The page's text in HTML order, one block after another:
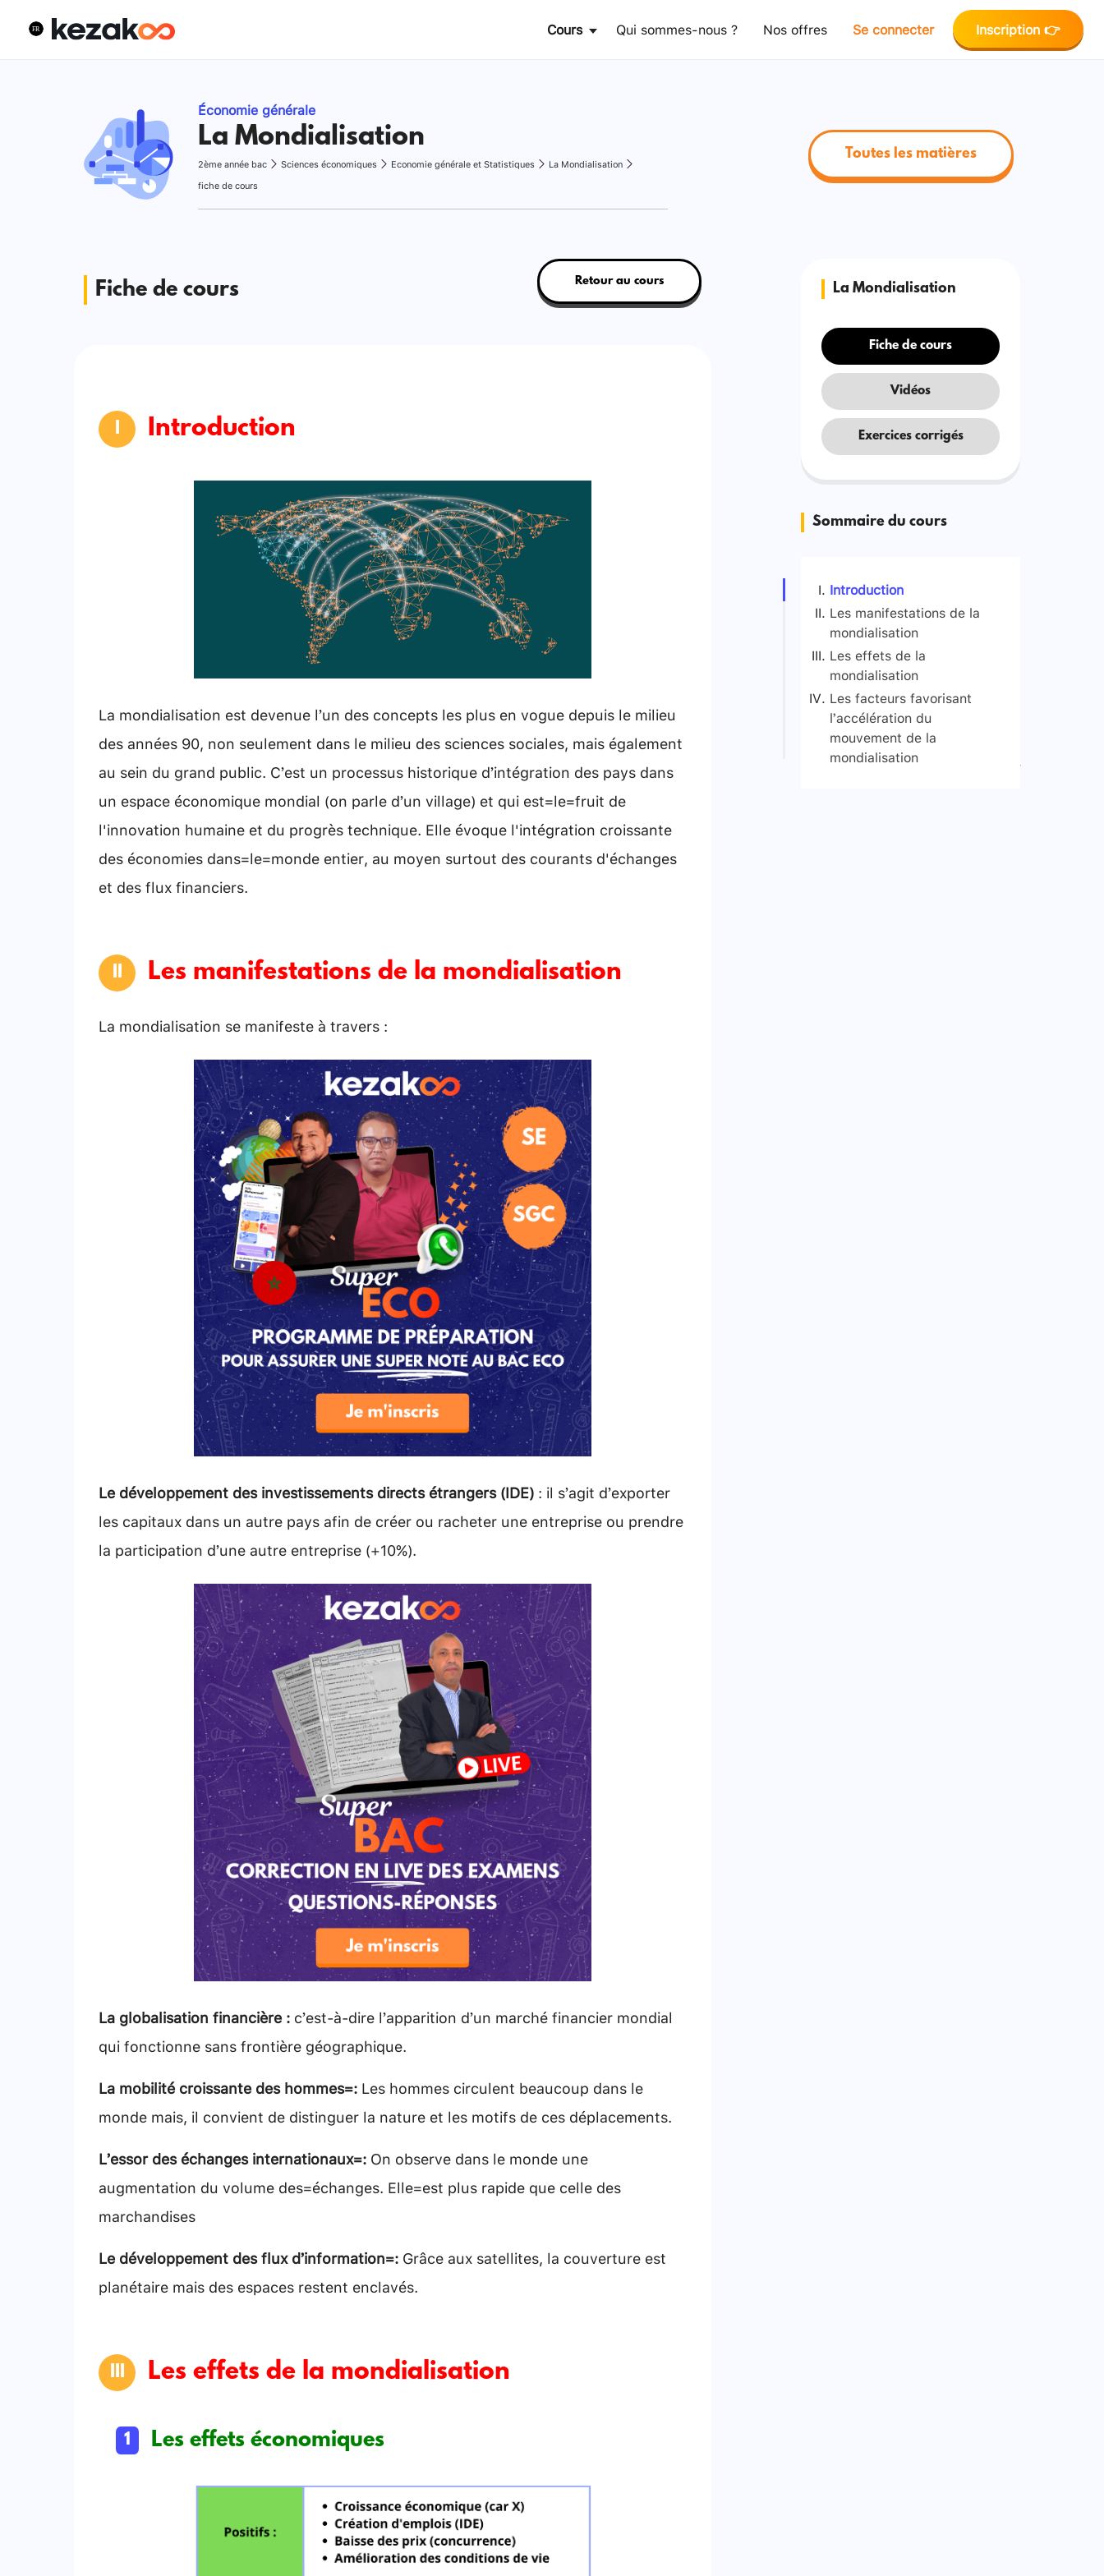
Cours Qui sommes-nous ? Nos offres Se connecter Inscription 👉
Économie générale
La Mondialisation
2ème année bac Sciences économiques Economie générale et Statistiques
La Mondialisation
fiche de cours
Toutes les matières
Fiche de cours Retour au cours
Introduction
La mondialisation est devenue l’un des concepts les plus en vogue depuis le milieu
des années 90, non seulement dans le milieu des sciences sociales, mais également
au sein du grand public. C’est un processushistoriqued’intégration des pays dans
un espace économique mondial (on parle d’un village) et qui est le fruit de
l'innovation humaine et du progrès technique. Elle évoque l'intégration croissante
des économies dans le monde entier, au moyen surtout des courants d'échanges
et des flux financiers.
Les manifestations de la mondialisation
La mondialisation se manifeste à travers :
Le développement des investissements directs étrangers (IDE): il s’agit d’exporter
les capitaux dans un autre pays afin de créer ou racheter une entreprise ou prendre
la participation d’une autre entreprise (+10%).
La globalisation financière :c’est-à-dire l’apparition d’un marché financier mondial
qui fonctionne sans frontière géographique.
La mobilité croissante des hommes :Les hommes circulent beaucoup dans le
monde mais, il convient de distinguer la nature et les motifs de ces déplacements.
L’essor des échanges internationaux :On observe dans le monde une
augmentation du volume des échanges. Elle est plus rapide que celle des
marchandises
Le développement des flux d’information :Grâce aux satellites, la couverture est
planétaire mais des espaces restent enclavés.
Les effets de la mondialisation
Les effets économiques
La Mondialisation
Fiche de cours
Vidéos
Exercices corrigés
Sommaire du cours
Introduction
Les manifestations de la
mondialisation
Les effets de la
mondialisation
Les effets économiques
Les effets socioculturels
Les facteurs favorisant
l’accélération du
mouvement de la
mondialisation